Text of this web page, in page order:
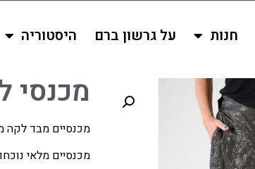
חנות על גרשון ברם היסטוריה
מכנסי
מכנסיים מבד לקה
מכנסיים מלאי